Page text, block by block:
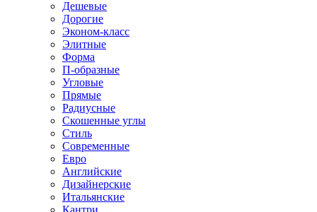
Дешевые
Дорогие
Эконом-класс
Элитные
Форма
П-образные
Угловые
Прямые
Радиусные
Скошенные углы
Стиль
Современные
Евро
Английские
Дизайнерские
Итальянские
Кантри